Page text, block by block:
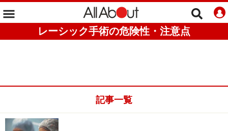
レーシック手術の危険性・注意点
記事一覧